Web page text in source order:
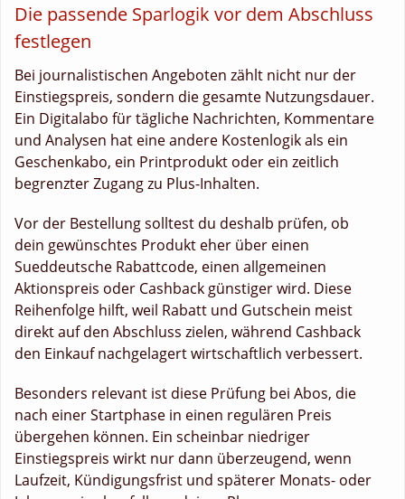
Die passende Sparlogik vor dem Abschluss
festlegen
Bei journalistischen Angeboten zählt nicht nur der
Einstiegspreis, sondern die gesamte Nutzungsdauer.
Ein Digitalabo für tägliche Nachrichten, Kommentare
und Analysen hat eine andere Kostenlogik als ein
Geschenkabo, ein Printprodukt oder ein zeitlich
begrenzter Zugang zu Plus-Inhalten.
Vor der Bestellung solltest du deshalb prüfen, ob
dein gewünschtes Produkt eher über einen
Sueddeutsche Rabattcode, einen allgemeinen
Aktionspreis oder Cashback günstiger wird. Diese
Reihenfolge hilft, weil Rabatt und Gutschein meist
direkt auf den Abschluss zielen, während Cashback
den Einkauf nachgelagert wirtschaftlich verbessert.
Besonders relevant ist diese Prüfung bei Abos, die
nach einer Startphase in einen regulären Preis
übergehen können. Ein scheinbar niedriger
Einstiegspreis wirkt nur dann überzeugend, wenn
Laufzeit, Kündigungsfrist und späterer Monats- oder